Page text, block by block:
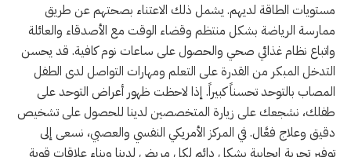
مستويات الطاقة لديهم. يشمل ذلك الاعتناء بصحتهم عن طريق
ممارسة الرياضة بشكل منتظم وقضاء الوقت مع الأصدقاء والعائلة
واتباع نظام غذائي صحي والحصول على ساعات نوم كافية. قد يحسن
التدخل المبكر من القدرة على التعلم ومهارات التواصل لدى الطفل
المصاب بالتوحد تحسناً كبيراً. إذا لاحظت ظهور أعراض التوحد على
طفلك، نشجعك على زيارة المتخصصين لدينا للحصول على تشخيص
دقيق وعلاج فعَّال. في المركز الأمريكي النفسي والعصبي، نسعى إلى
توفير تجربة إيجابية بشكل دائم لكل مريض لدينا وبناء علاقات قوية